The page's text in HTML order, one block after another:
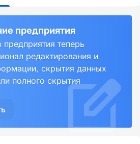
предприятия
теперь
редактирования и
скрытия данных
полного скрытия